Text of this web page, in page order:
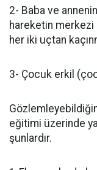
2- Baba ve
hareketin
her iki uçtan
3- Çocuk erkil
eğitimi üzerinde
şunlardır.